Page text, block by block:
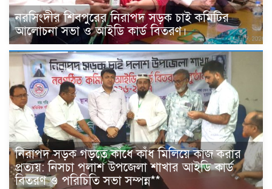
নরসিংদীর শিবপুরের নিরাপদ সড়ক চাই কমিটির
আলোচনা সভা ও আইডি কার্ড বিতরণ।
নিরাপদ সড়ক গড়তে কাঁধে কাঁধ মিলিয়ে কাজ করার
প্রত্যয়: নিসচা পলাশ উপজেলা শাখার আইডি কার্ড
বিতরণ ও পরিচিতি সভা সম্পন্ন**